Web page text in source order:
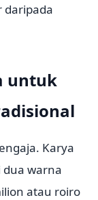
daripada
untuk
Karya
warna
atau roiro